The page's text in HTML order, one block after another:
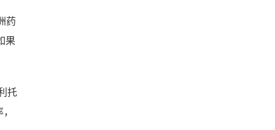
药
果
托